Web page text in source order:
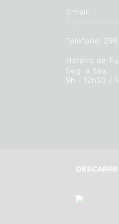
Email:
Telefone:
Horário de
Seg. a Sex.:
9h - 12h30 /